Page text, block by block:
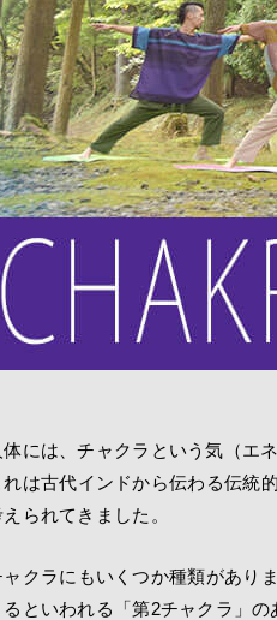
体には、チャクラという気（エ
れは古代インドから伝わる伝統
られてきました。
ャクラにもいくつか種類があり
るといわれる「第2チャクラ」の